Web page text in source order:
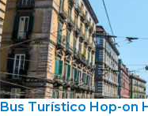
Bus Turístico Hop-on